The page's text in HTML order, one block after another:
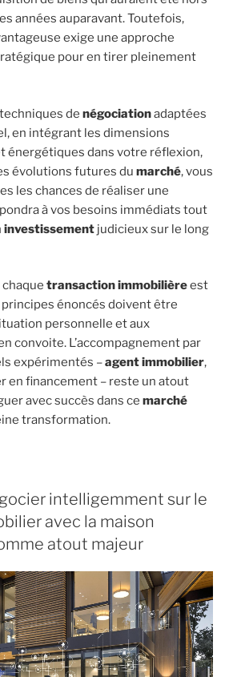
années auparavant. Toutefois,
exige une approche
pour en tirer pleinement
de négociationadaptées
en intégrant les dimensions
énergétiques dans votre réflexion,
évolutions futures du marché, vous
les chances de réaliser une
à vos besoins immédiats tout
investissement judicieux sur le long
chaque transaction immobilièreest
énoncés doivent être
personnelle et aux
convoite. L’accompagnement par
expérimentés –agent immobilier,
en financement – reste un atout
avec succès dans ce marché
transformation.
intelligemment sur le
avec la maison
atout majeur